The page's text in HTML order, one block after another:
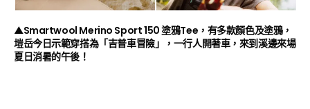
▲Smartwool Merino Sport 150 塗鴉Tee，有多款顏色及塗鴉，
塏岳今日示範穿搭為「吉普車冒險」，一行人開著車，來到溪邊來場
夏日消暑的午後！